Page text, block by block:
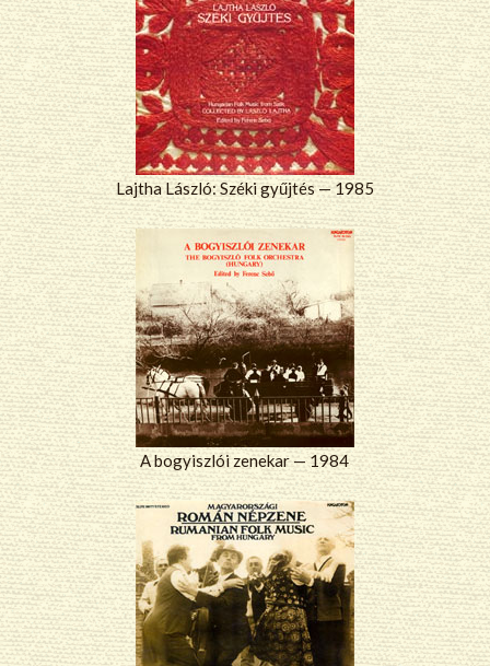
Lajtha László: Széki gyűjtés — 1985
A bogyiszlói zenekar — 1984